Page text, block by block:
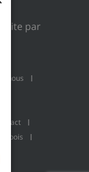
Site par
nous
Contact
bois